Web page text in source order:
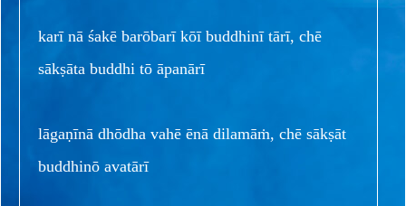
karī nā śakē barōbarī kōī buddhinī tārī, chē
sākṣāta buddhi tō āpanārī
lāgaṇīnā dhōdha vahē ēnā dilamāṁ, chē sākṣāt
buddhinō avatārī